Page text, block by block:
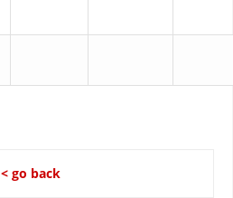
< go back